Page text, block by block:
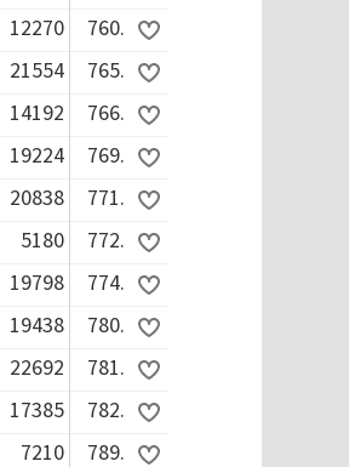
12270
760.
21554
765.
14192
766.
19224
769.
20838
771.
5180
772.
19798
774.
19438
780.
22692
781.
17385
782.
7210
789.